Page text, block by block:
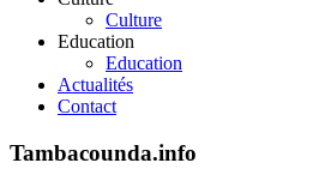
Culture
Education
Education
Actualités
Contact
Tambacounda.info